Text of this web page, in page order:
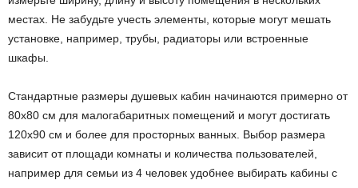
местах. Не забудьте учесть элементы, которые могут мешать
установке, например, трубы, радиаторы или встроенные
шкафы.
Стандартные размеры душевых кабин начинаются примерно от
80х80 см для малогабаритных помещений и могут достигать
120х90 см и более для просторных ванных. Выбор размера
зависит от площади комнаты и количества пользователей,
например для семьи из 4 человек удобнее выбирать кабины с